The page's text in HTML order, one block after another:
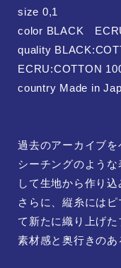
size 0,1
color BLACK
quality
ECRU:COTTON
country Made in
過去のアーカイブを
シーチングのよう
して生地から作り込
さらに、縦糸には
て新たに織り上げた
素材感と奥行きのあ